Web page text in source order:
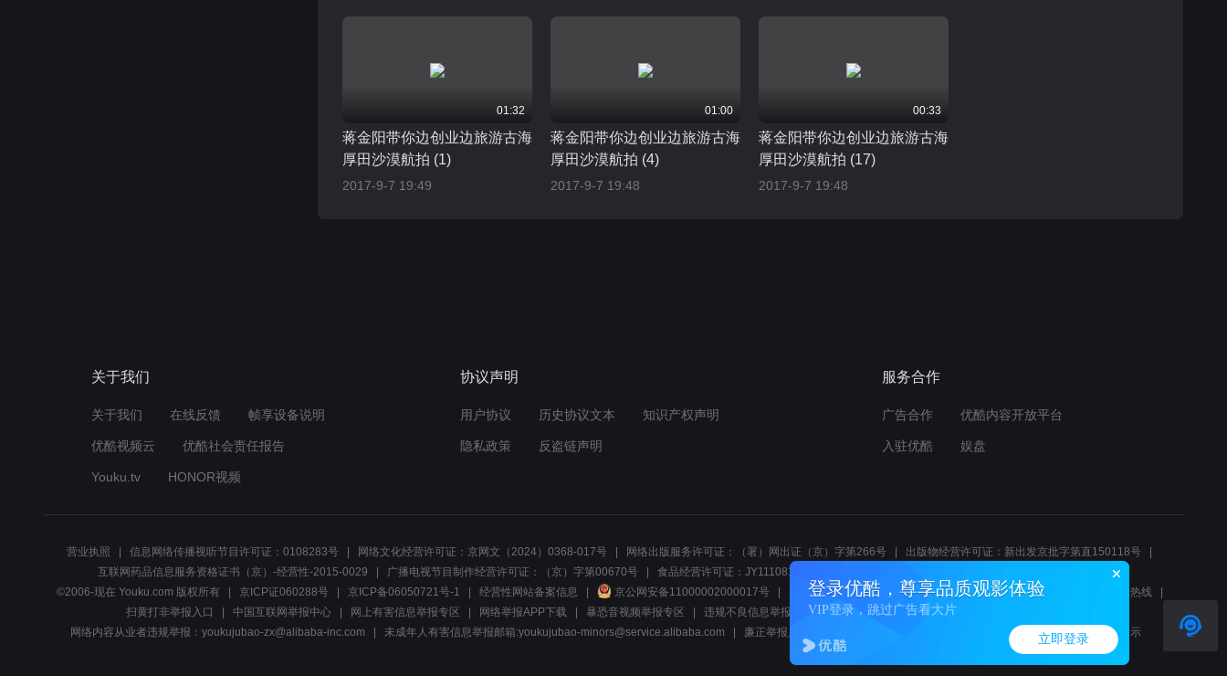
登录优酷，尊享品质观影体验
VIP登录，跳过广告看大片
立即登录
01:32
蒋金阳带你边创业边旅游古海
厚田沙漠航拍 (1)
2017-9-7 19:49
01:00
蒋金阳带你边创业边旅游古海
厚田沙漠航拍 (4)
2017-9-7 19:48
00:33
蒋金阳带你边创业边旅游古海
厚田沙漠航拍 (17)
2017-9-7 19:48
关于我们
关于我们 在线反馈 帧享设备说明
优酷视频云 优酷社会责任报告
Youku.tv HONOR视频
协议声明
用户协议 历史协议文本 知识产权声明
隐私政策 反盗链声明
服务合作
广告合作 优酷内容开放平台
入驻优酷 娱盘
营业执照 信息网络传播视听节目许可证：0108283号 网络文化经营许可证：京网文（2024）0368-017号 网络出版服务许可证：（署）网出证（京）字第266号
出版物经营许可证：新出发京批字第直150118号
互联网药品信息服务资格证书（京）-经营性-2015-0029
广播电视节目制作经营许可证：（京）字第00670号 食品经营许可证：JY11108122976214
©2006-现在 Youku.com 版权所有
京ICP证060288号 京ICP备06050721号-1 经营性网站备案信息 京公网安备11000002000017号 网络110报警服务 北京互联网举报中心
北京12345文化市场举报热线
扫黄打非举报入口
中国互联网举报中心 网上有害信息举报专区 网络举报APP下载 暴恐音视频举报专区
违规不良信息举报:电话4008100580、邮箱youkujubao@service.alibaba.com
网络内容从业者违规举报：youkujubao-zx@alibaba-inc.com
未成年人有害信息举报邮箱:youkujubao-minors@service.alibaba.com 廉正举报入口 廉正举报邮箱：wenyulianzheng@alibaba-inc.com 算法公示